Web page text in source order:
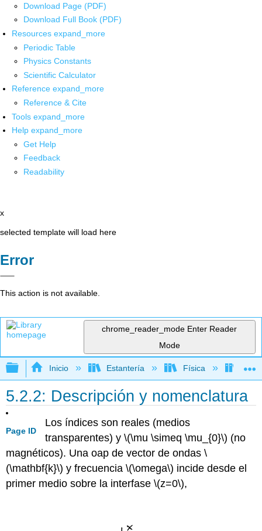
Download Page (PDF)
Download Full Book (PDF)
Resources expand_more
Periodic Table
Physics Constants
Scientific Calculator
Reference expand_more
Reference & Cite
Tools expand_more
Help expand_more
Get Help
Feedback
Readability
x
selected template will load here
Error
This action is not available.
chrome_reader_mode Enter Reader
Mode
Expandir/contraer jerarquía global
Inicio Estantería Física
5.2.2: Descripción y nomenclatura
Page ID
Los índices son reales (medios
transparentes) y \(\mu \simeq \mu_{0}\) (no
magnéticos). Una oap de vector de ondas \
(\mathbf{k}\) y frecuencia \(\omega\) incide desde el
primer medio sobre la interfase \(z=0\),